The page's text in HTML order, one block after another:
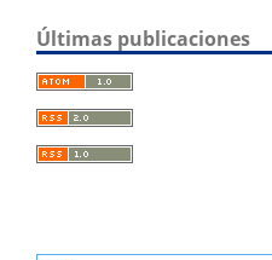
Últimas publicaciones